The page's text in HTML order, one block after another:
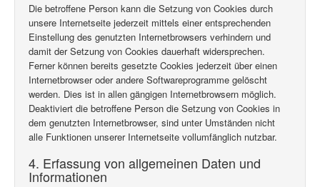
Die betroffene Person kann die Setzung von Cookies durch
unsere Internetseite jederzeit mittels einer entsprechenden
Einstellung des genutzten Internetbrowsers verhindern und
damit der Setzung von Cookies dauerhaft widersprechen.
Ferner können bereits gesetzte Cookies jederzeit über einen
Internetbrowser oder andere Softwareprogramme gelöscht
werden. Dies ist in allen gängigen Internetbrowsern möglich.
Deaktiviert die betroffene Person die Setzung von Cookies in
dem genutzten Internetbrowser, sind unter Umständen nicht
alle Funktionen unserer Internetseite vollumfänglich nutzbar.
4. Erfassung von allgemeinen Daten und
Informationen